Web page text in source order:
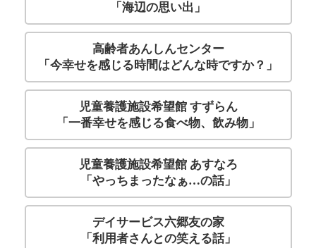
「海辺の思い出」
高齢者あんしんセンター
「今幸せを感じる時間はどんな時ですか？」
児童養護施設希望館 すずらん
「一番幸せを感じる食べ物、飲み物」
児童養護施設希望館 あすなろ
「やっちまったなぁ…の話」
デイサービス六郷友の家
「利用者さんとの笑える話」